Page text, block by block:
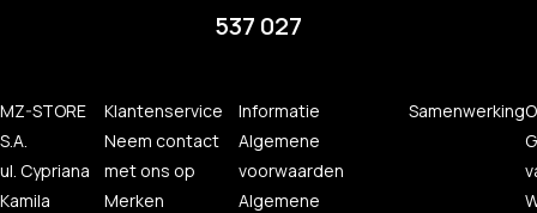
537 027
MZ-STORE
S.A.
ul. Cypriana
Kamila
Klantenservice
Neem contact
met ons op
Merken
Informatie
Algemene
voorwaarden
Algemene
Samenwerking